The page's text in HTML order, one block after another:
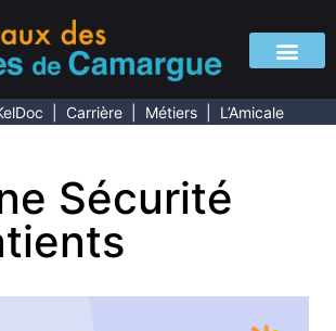
Carrière Métiers L’Amicale
Sécurité